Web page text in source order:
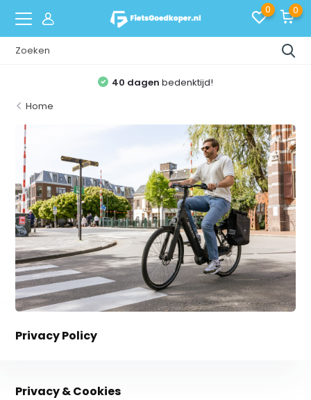
0 0
40 dagen bedenktijd!
Home
Privacy Policy
Privacy & Cookies